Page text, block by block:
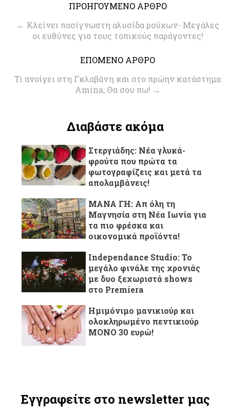
ΠΡΟΗΓΟΥΜΕΝΟ ΑΡΘΡΟ
← Κλείνει πασίγνωστη αλυσίδα ρούχων- Μεγάλες
οι ευθύνες για τους τοπικούς παράγοντες!
ΕΠΟΜΕΝΟ ΑΡΘΡΟ
Τι ανοίγει στη Γκλαβάνη και στο πρώην κατάστημα
Amina; Θα σου πω! →
Διαβάστε ακόμα
Στεργιάδης: Νέα γλυκά-
φρούτα που πρώτα τα
φωτογραφίζεις και μετά τα
απολαμβάνεις!
ΜΑΝΑ ΓΗ: Απ όλη τη
Μαγνησία στη Νέα Ιωνία για
τα πιο φρέσκα και
οικονομικά προϊόντα!
Independance Studio: Το
μεγάλο φινάλε της χρονιάς
με δυο ξεχωριστά shows
στο Premiera
Ημιμόνιμο μανικιούρ και
ολοκληρωμένο πεντικιούρ
ΜΟΝΟ 30 ευρώ!
Εγγραφείτε στο newsletter μας